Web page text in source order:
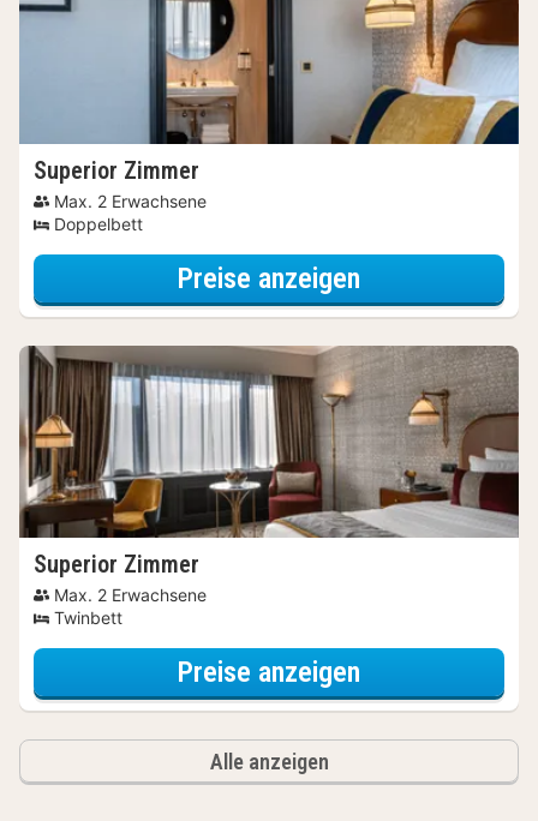
Superior Zimmer
Max. 2 Erwachsene
Doppelbett
Preise anzeigen
Superior Zimmer
Max. 2 Erwachsene
Twinbett
Preise anzeigen
Alle anzeigen